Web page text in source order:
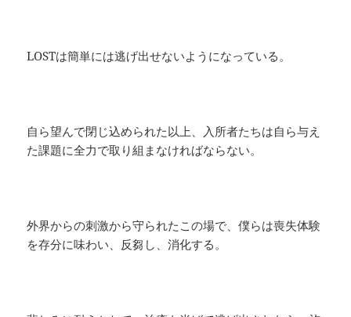
LOSTは簡単には逃げ出せないようになっている。
自ら望んで閉じ込められた以上、入所者たちは自ら与え
た課題に全力で取り組まなければならない。
外界からの刺激から守られたこの場で、僕らは喪失体験
を存分に味わい、反芻し、消化する。